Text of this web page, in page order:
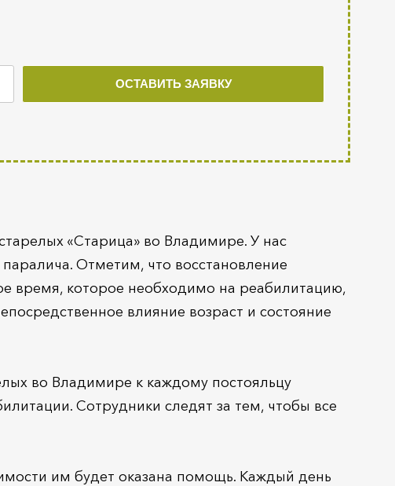
«Старица» во Владимире. У нас
Отметим, что восстановление
время, которое необходимо на реабилитацию,
влияние возраст и состояние
во Владимире к каждому постояльцу
Сотрудники следят за тем, чтобы все
им будет оказана помощь. Каждый день